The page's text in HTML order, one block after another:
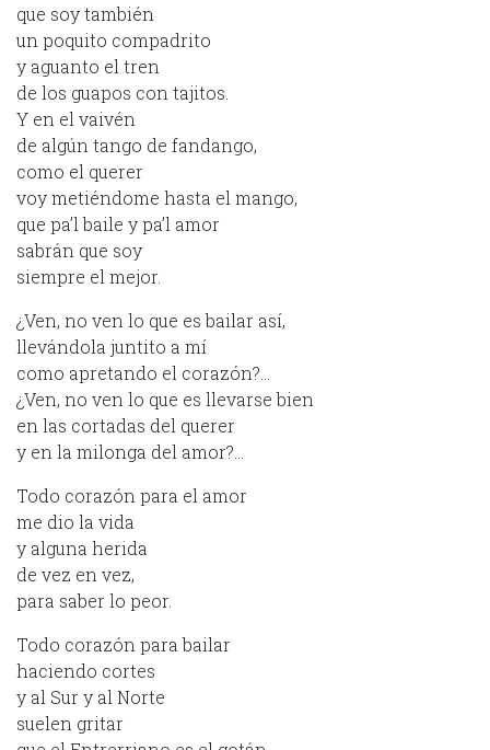
que soy también
un poquito compadrito
y aguanto el tren
de los guapos con tajitos.
Y en el vaivén
de algún tango de fandango,
como el querer
voy metiéndome hasta el mango,
que pa’l baile y pa’l amor
sabrán que soy
siempre el mejor.
¿Ven, no ven lo que es bailar así,
llevándola juntito a mí
como apretando el corazón?…
¿Ven, no ven lo que es llevarse bien
en las cortadas del querer
y en la milonga del amor?…
Todo corazón para el amor
me dio la vida
y alguna herida
de vez en vez,
para saber lo peor.
Todo corazón para bailar
haciendo cortes
y al Sur y al Norte
suelen gritar